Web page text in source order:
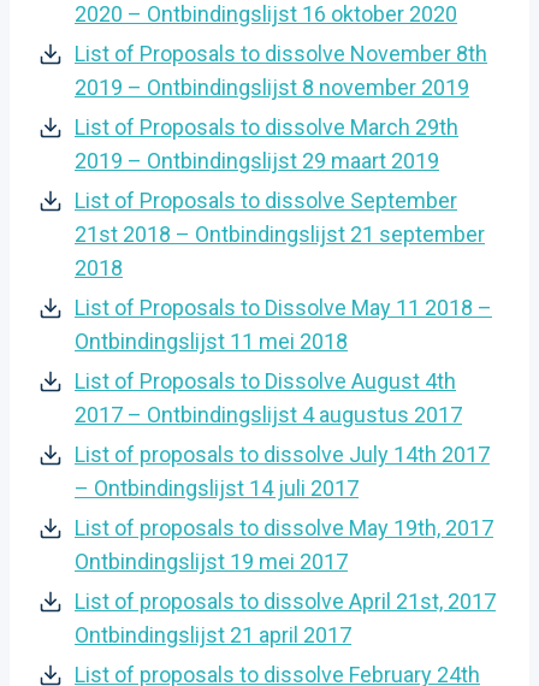
2020 – Ontbindingslijst 16 oktober 2020
List of Proposals to dissolve November 8th
2019 – Ontbindingslijst 8 november 2019
List of Proposals to dissolve March 29th
2019 – Ontbindingslijst 29 maart 2019
List of Proposals to dissolve September
21st 2018 – Ontbindingslijst 21 september
2018
List of Proposals to Dissolve May 11 2018 –
Ontbindingslijst 11 mei 2018
List of Proposals to Dissolve August 4th
2017 – Ontbindingslijst 4 augustus 2017
List of proposals to dissolve July 14th 2017
– Ontbindingslijst 14 juli 2017
List of proposals to dissolve May 19th, 2017
Ontbindingslijst 19 mei 2017
List of proposals to dissolve April 21st, 2017
Ontbindingslijst 21 april 2017
List of proposals to dissolve February 24th